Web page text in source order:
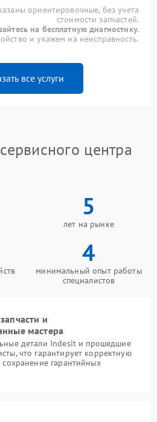
ориентировочные, без учета
стоимости запчастей.
на бесплатную диагностику.
и укажем на неисправность.
все услуги
центра
5
лет на рынке
4
минимальный опыт работы
специалистов
и
мастера
детали Indesit и прошедшие
что гарантирует корректную
гарантийных